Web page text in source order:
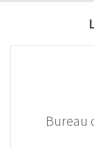
Bureau